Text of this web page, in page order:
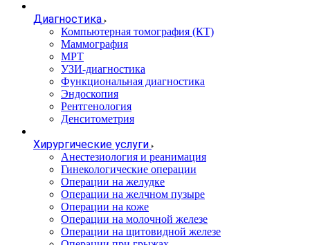
Диагностика
Компьютерная томография (КТ)
Маммография
МРТ
УЗИ-диагностика
Функциональная диагностика
Эндоскопия
Рентгенология
Денситометрия
Хирургические услуги
Анестезиология и реанимация
Гинекологические операции
Операции на желудке
Операции на желчном пузыре
Операции на коже
Операции на молочной железе
Операции на щитовидной железе